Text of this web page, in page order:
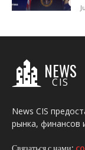
NEWS
CIS
News CIS
рынка, финансов